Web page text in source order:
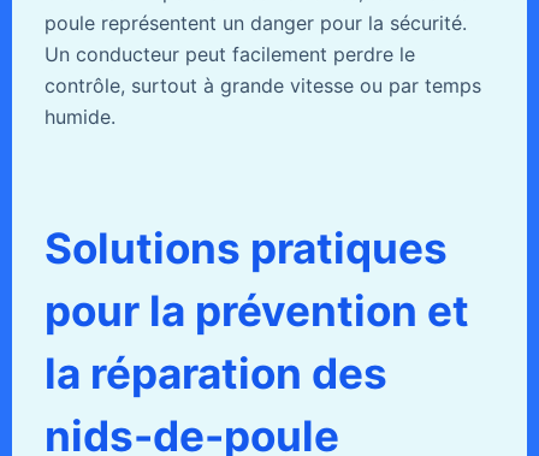
poule représentent un danger pour la sécurité.
Un conducteur peut facilement perdre le
contrôle, surtout à grande vitesse ou par temps
humide.
Solutions pratiques
pour la prévention et
la réparation des
nids-de-poule